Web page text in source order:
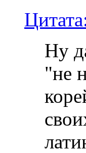
Ну
"не